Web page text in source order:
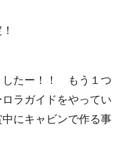
したー！！ もう１つ
ラガイドをやってい
にキャビンで作る事